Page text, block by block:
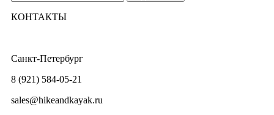
КОНТАКТЫ
Санкт-Петербург
8 (921) 584-05-21
sales@hikeandkayak.ru